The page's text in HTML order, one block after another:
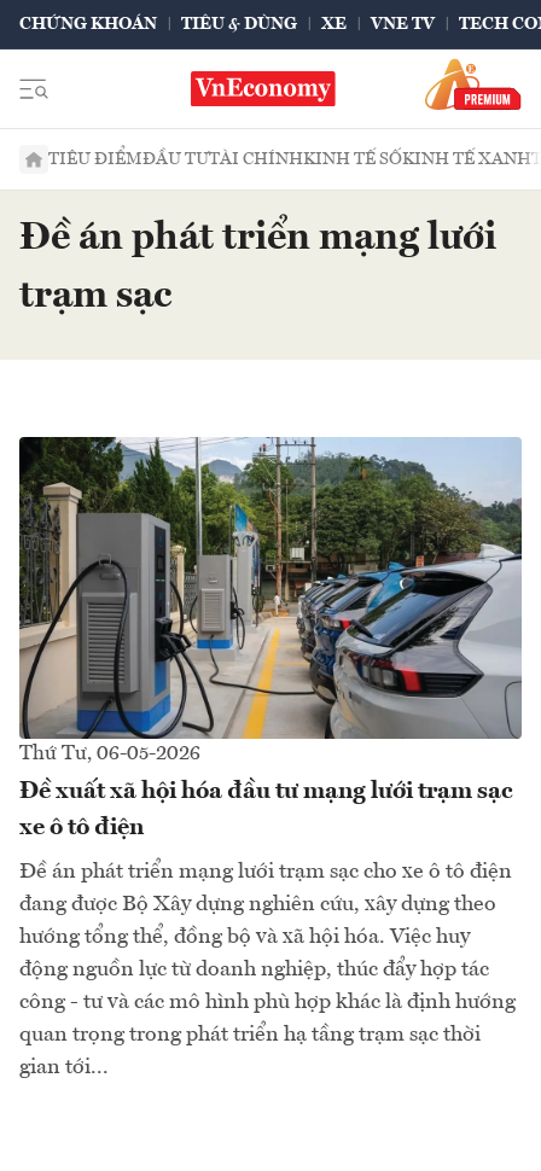
CHỨNG KHOÁN TIÊU & DÙNG XE VNE TV TECH
TIÊU ĐIỂMĐẦU TƯTÀI CHÍNHKINH TẾ SỐKINH TẾ XANH
Đề án phát triển mạng lưới
trạm sạc
Thứ Tư, 06-05-2026
Đề xuất xã hội hóa đầu tư mạng lưới trạm sạc
xe ô tô điện
Đề án phát triển mạng lưới trạm sạc cho xe ô tô điện
đang được Bộ Xây dựng nghiên cứu, xây dựng theo
hướng tổng thể, đồng bộ và xã hội hóa. Việc huy
động nguồn lực từ doanh nghiệp, thúc đẩy hợp tác
công - tư và các mô hình phù hợp khác là định hướng
quan trọng trong phát triển hạ tầng trạm sạc thời
gian tới...